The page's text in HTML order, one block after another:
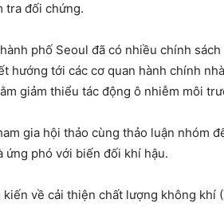
tra đối chứng.
phố Seoul đã có nhiều chính
hướng tới các cơ quan hành chính
giảm thiểu tác động ô nhiễm môi
gia hội thảo cùng thảo luận nhóm
ứng phó với biến đối khí hậu.
kiến về cải thiện chất lượng không khí